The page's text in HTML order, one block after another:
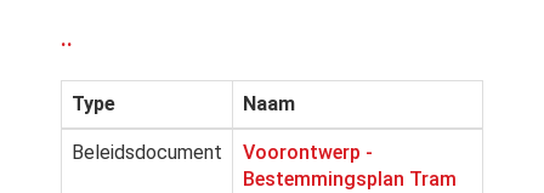
..
Type Naam
Beleidsdocument
Voorontwerp -
Bestemmingsplan Tram